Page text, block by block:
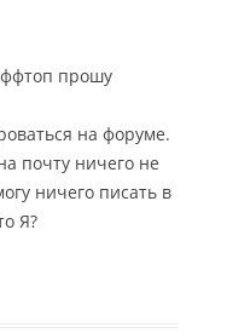
прошу
на форуме.
почту ничего не
ничего писать в
Я?